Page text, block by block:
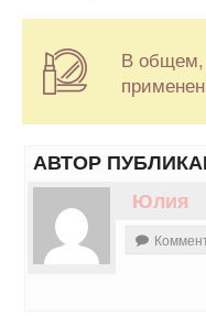
В общем,
АВТОР
Юлия